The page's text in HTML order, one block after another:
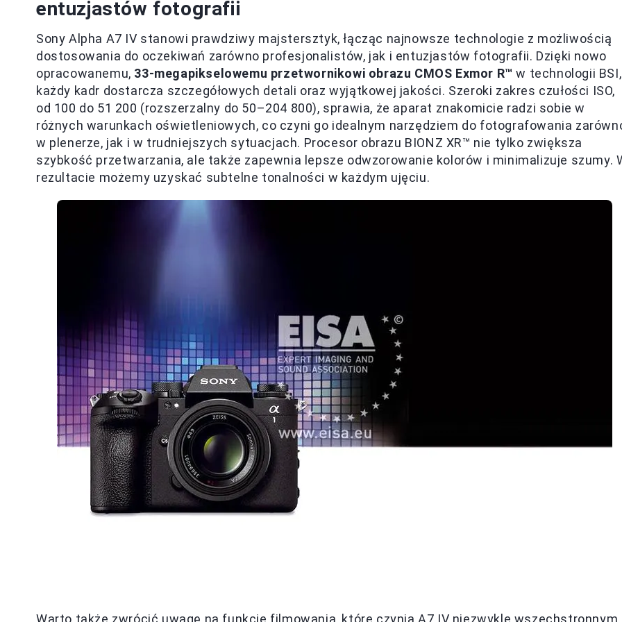
entuzjastów fotografii
Sony Alpha A7 IV stanowi prawdziwy majstersztyk, łącząc najnowsze technologie z możliwością
dostosowania do oczekiwań zarówno profesjonalistów, jak i entuzjastów fotografii. Dzięki nowo
opracowanemu, 33-megapikselowemu przetwornikowi obrazu CMOS Exmor R™ w technologii BSI,
każdy kadr dostarcza szczegółowych detali oraz wyjątkowej jakości. Szeroki zakres czułości ISO,
od 100 do 51 200 (rozszerzalny do 50–204 800), sprawia, że aparat znakomicie radzi sobie w
różnych warunkach oświetleniowych, co czyni go idealnym narzędziem do fotografowania
w plenerze, jak i w trudniejszych sytuacjach. Procesor obrazu BIONZ XR™ nie tylko zwiększa
szybkość przetwarzania, ale także zapewnia lepsze odwzorowanie kolorów i minimalizuje szumy.
rezultacie możemy uzyskać subtelne tonalności w każdym ujęciu.
Warto także zwrócić uwagę na funkcje filmowania, które czynią A7 IV niezwykle wszechstronnym